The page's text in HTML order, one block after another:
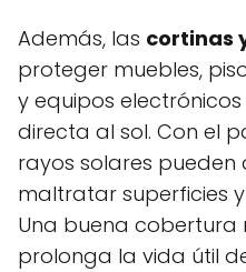
Además, las cortinas
proteger muebles,
y equipos
directa al sol. Con el
rayos solares pueden
maltratar superficies
Una buena cobertura
prolonga la vida útil